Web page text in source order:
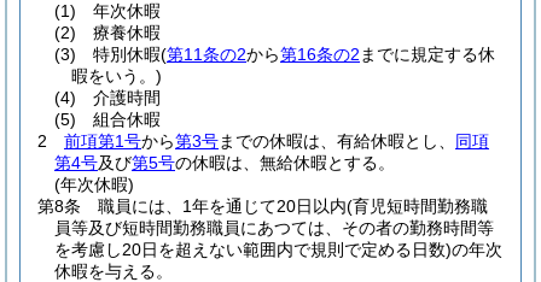
(1)
年次休暇
(2)
療養休暇
(3)
特別休暇(第11条の2から第16条の2 までに規定する休
暇をいう。)
(4)
介護時間
(5)
組合休暇
2
前項第1号から第3号までの休暇は、有給休暇とし、 同項
第4号及び第5号の休暇は、無給休暇とする。
(年次休暇)
第8条
職員には、1年を通じて20日以内(育児短時間勤務職
員等及び短時間勤務職員にあつては、その者の勤務時間等
を考慮し20日を超えない範囲内で規則で定める日数)の年次
休暇を与える。